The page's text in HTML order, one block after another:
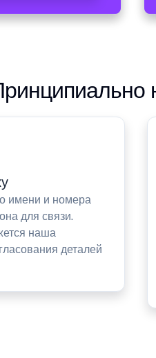
имени и номера
для связи.
наша
деталей